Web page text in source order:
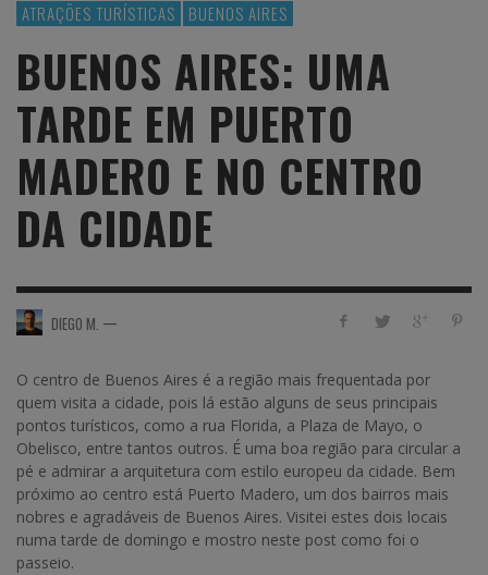
ATRAÇÕES TURÍSTICAS BUENOS AIRES
BUENOS AIRES: UMA
TARDE EM PUERTO
MADERO E NO CENTRO
DA CIDADE
DIEGO M. —
O centro de Buenos Aires é a região mais frequentada por
quem visita a cidade, pois lá estão alguns de seus principais
pontos turísticos, como a rua Florida, a Plaza de Mayo, o
Obelisco, entre tantos outros. É uma boa região para circular a
pé e admirar a arquitetura com estilo europeu da cidade. Bem
próximo ao centro está Puerto Madero, um dos bairros mais
nobres e agradáveis de Buenos Aires. Visitei estes dois locais
numa tarde de domingo e mostro neste post como foi o
passeio.